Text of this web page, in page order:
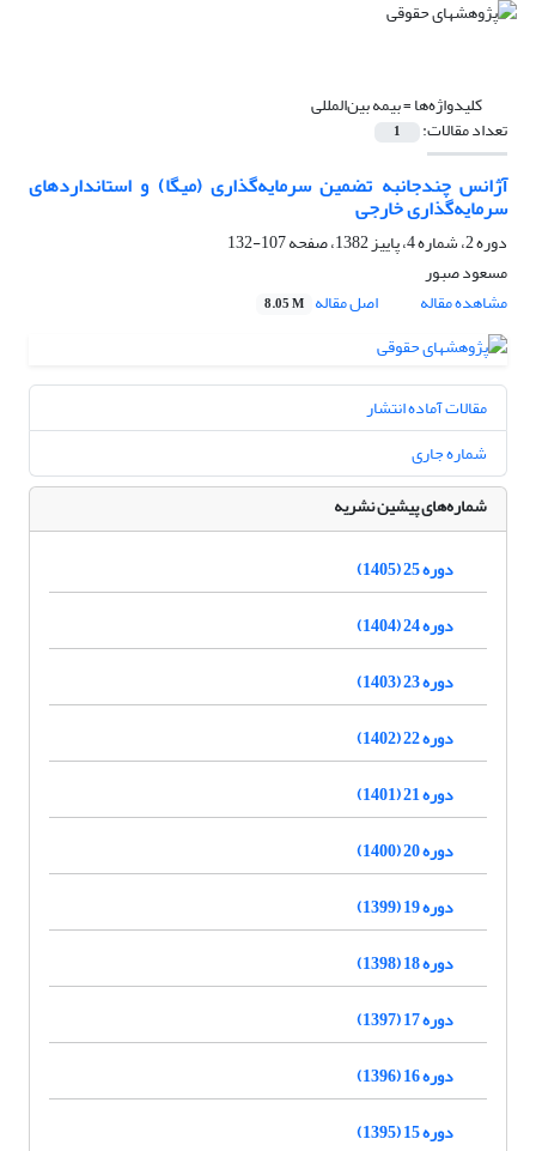
کلیدواژه‌ها =بیمه‌ بین‌المللی‌
تعداد مقالات: 1
آژانس‌ چندجانبه‌ تضمین‌ سرمایه‌گذاری‌ (میگا) و استانداردهای‌
سرمایه‌گذاری‌ خارجی
دوره 2، شماره 4، پاییز 1382، صفحه
107-132
مسعود صبور
مشاهده مقاله
اصل مقاله 8.05 M
مقالات آماده انتشار
شماره جاری
شماره‌های پیشین نشریه
دوره 25 (1405)
دوره 24 (1404)
دوره 23 (1403)
دوره 22 (1402)
دوره 21 (1401)
دوره 20 (1400)
دوره 19 (1399)
دوره 18 (1398)
دوره 17 (1397)
دوره 16 (1396)
دوره 15 (1395)